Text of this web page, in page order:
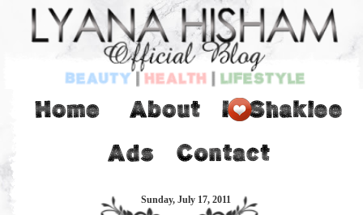
Sunday, July 17, 2011